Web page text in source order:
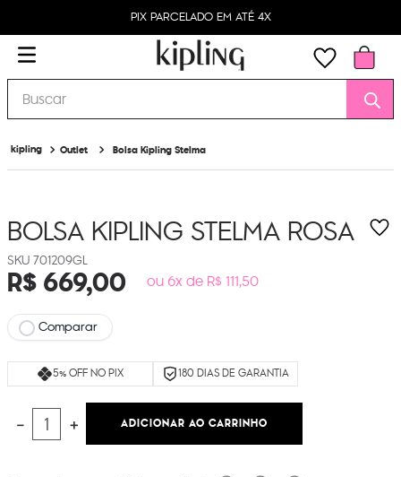
PIX PARCELADO EM ATÉ 4X
Buscar
Outlet Bolsa Kipling Stelma
BOLSA KIPLING STELMAROSA
701209GL
R$669,00 ou 6x de R$ 111,50
Comparar
5% OFF NO PIX 180 DIAS DE GARANTIA
＋
－ ADICIONAR AO CARRINHO